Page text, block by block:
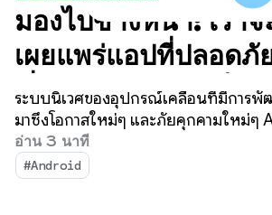
มองไปข้างหน้า: เรา
เผยแพร่แอปที่ปลอดภั
เรื่องง่ายและรวดเร็ว
ระบบนิเวศของอุปกรณ์เคลื่อนที่มีการพั
มาซึ่งโอกาสใหม่ๆ และภัยคุกคามใหม่ๆ
Google Play ยังคงมุ่งมั่นที่จะทำให้ผู้ใ
สามารถเพลิดเพลินกับแอปได้อย่างมั่นใ
พัฒนาแอปสามารถสร้างสรรค์นวัตกรรมไ
อ่าน 3 นาที
#Android